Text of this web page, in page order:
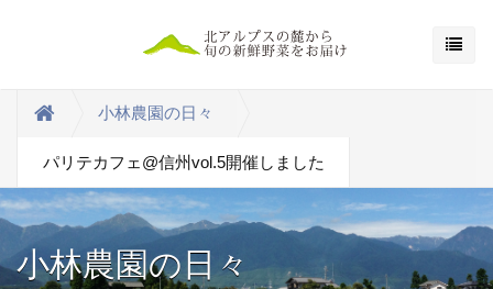
小林農園の日々
パリテカフェ@信州vol.5開催しました
小林農園の日々